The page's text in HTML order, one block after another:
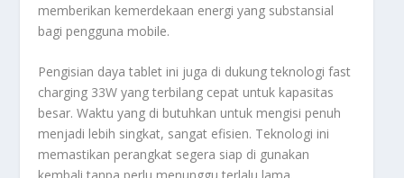
memberikan kemerdekaan energi yang substansial
bagi pengguna mobile.
Pengisian daya tablet ini juga di dukung teknologifast
charging 33W yang terbilang cepat untuk kapasitas
besar. Waktu yang di butuhkan untuk mengisi penuh
menjadi lebih singkat, sangat efisien. Teknologi ini
memastikan perangkat segera siap di gunakan